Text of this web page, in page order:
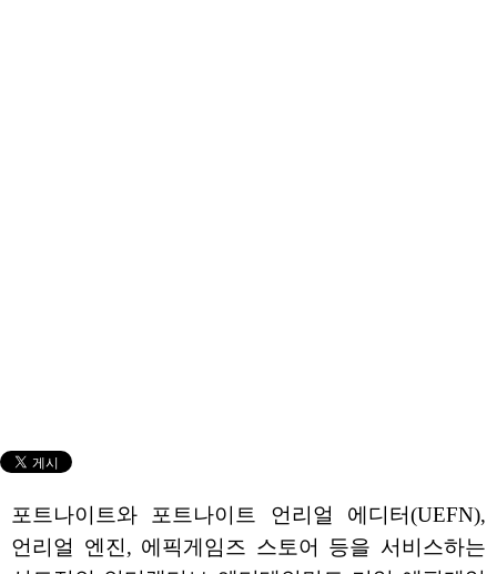
포트나이트와 포트나이트 언리얼 에디터(UEFN),
언리얼 엔진, 에픽게임즈 스토어 등을 서비스하는